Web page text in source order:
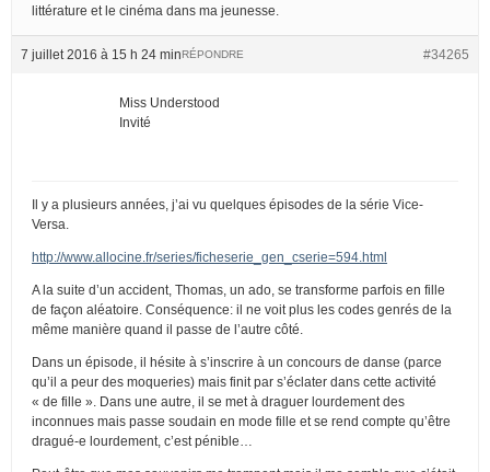
littérature et le cinéma dans ma jeunesse.
7 juillet 2016 à 15 h 24 min #34265
RÉPONDRE
Miss Understood
Invité
Il y a plusieurs années, j’ai vu quelques épisodes de la série Vice-
Versa.
http://www.allocine.fr/series/ficheserie_gen_cserie=594.html
A la suite d’un accident, Thomas, un ado, se transforme parfois en fille
de façon aléatoire. Conséquence: il ne voit plus les codes genrés de la
même manière quand il passe de l’autre côté.
Dans un épisode, il hésite à s’inscrire à un concours de danse (parce
qu’il a peur des moqueries) mais finit par s’éclater dans cette activité
« de fille ». Dans une autre, il se met à draguer lourdement des
inconnues mais passe soudain en mode fille et se rend compte qu’être
dragué-e lourdement, c’est pénible…